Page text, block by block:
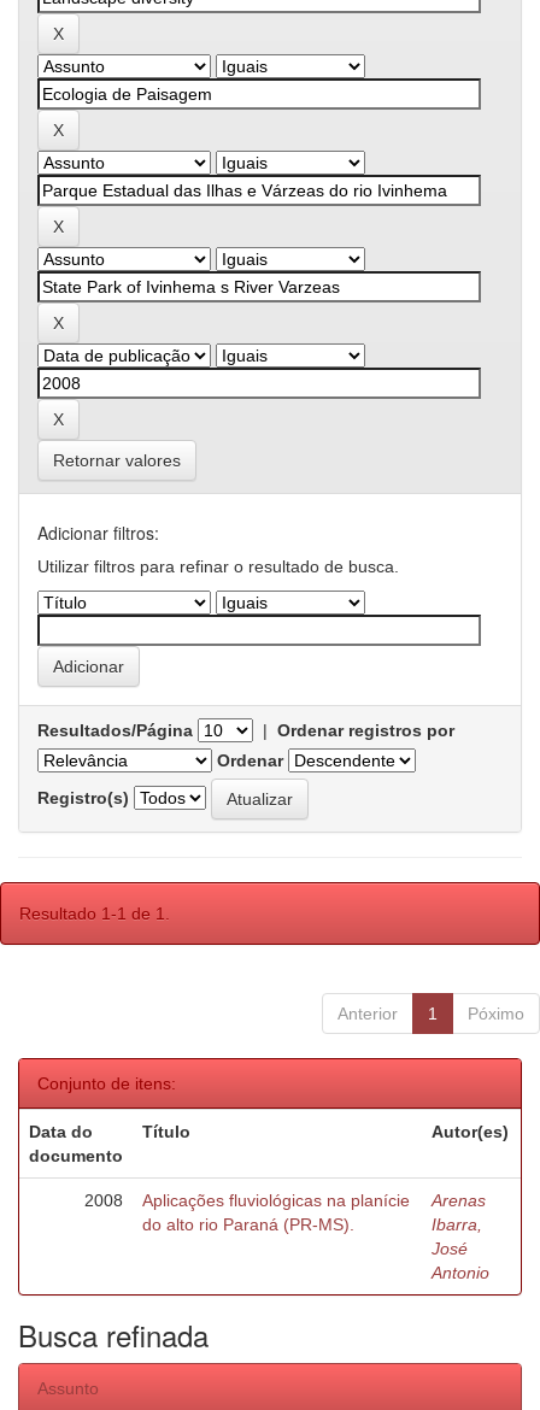
Retornar valores
Adicionar filtros:
Utilizar filtros para refinar o resultado de busca.
Resultados/Página | Ordenar registros por
Ordenar
Registro(s)
Resultado 1-1 de 1.
Anterior 1 Póximo
Conjunto de itens:
Data do
documento
Título Autor(es)
2008
Aplicações fluviológicas na planície
do alto rio Paraná (PR-MS).
Arenas
Ibarra,
José
Antonio
Busca refinada
Assunto